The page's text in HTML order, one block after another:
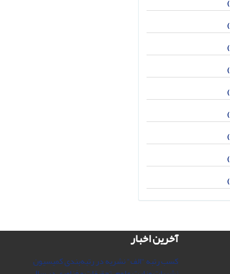
آخرین اخبار
کسب رتبه "الف" نشریه در رتبه‌بندی کمیسیون